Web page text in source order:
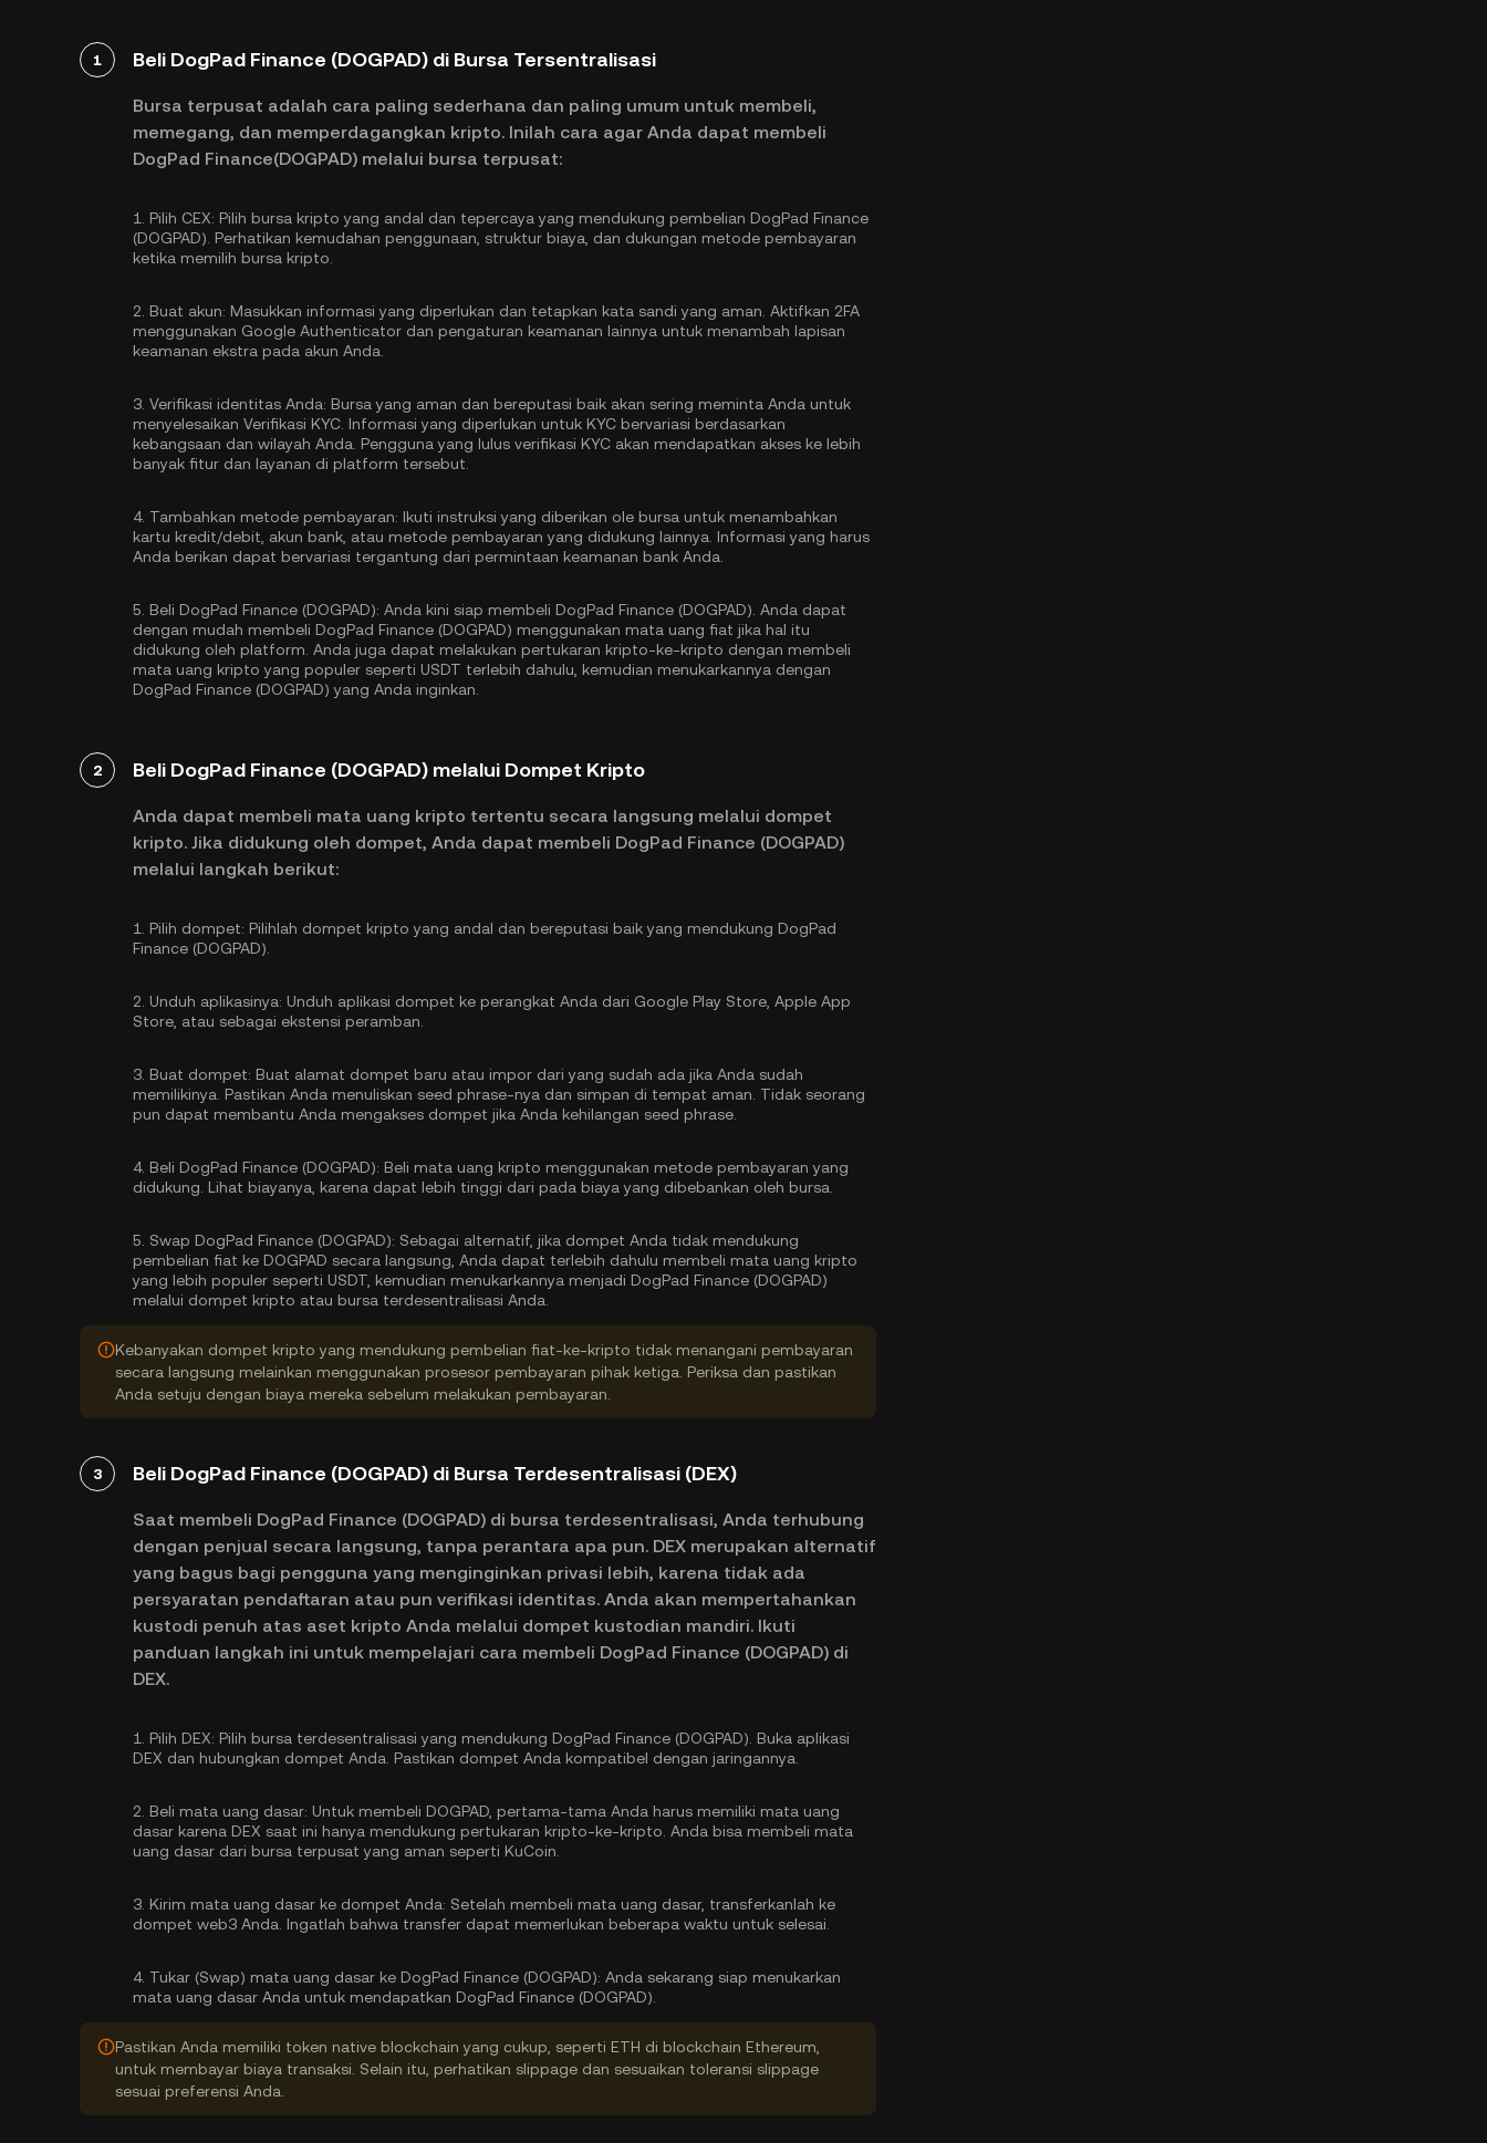
1 Beli DogPad Finance (DOGPAD) di Bursa Tersentralisasi
Bursa terpusat adalah cara paling sederhana dan paling umum untuk membeli,
memegang, dan memperdagangkan kripto. Inilah cara agar Anda dapat membeli
DogPad Finance(DOGPAD) melalui bursa terpusat:
1. Pilih CEX: Pilih bursa kripto yang andal dan tepercaya yang mendukung pembelian DogPad Finance
(DOGPAD). Perhatikan kemudahan penggunaan, struktur biaya, dan dukungan metode pembayaran
ketika memilih bursa kripto.
2. Buat akun: Masukkan informasi yang diperlukan dan tetapkan kata sandi yang aman. Aktifkan 2FA
menggunakan Google Authenticator dan pengaturan keamanan lainnya untuk menambah lapisan
keamanan ekstra pada akun Anda.
3. Verifikasi identitas Anda: Bursa yang aman dan bereputasi baik akan sering meminta Anda untuk
menyelesaikan Verifikasi KYC . Informasi yang diperlukan untuk KYC bervariasi berdasarkan
kebangsaan dan wilayah Anda. Pengguna yang lulus verifikasi KYC akan mendapatkan akses ke lebih
banyak fitur dan layanan di platform tersebut.
4. Tambahkan metode pembayaran: Ikuti instruksi yang diberikan ole bursa untuk menambahkan
kartu kredit/debit, akun bank, atau metode pembayaran yang didukung lainnya. Informasi yang harus
Anda berikan dapat bervariasi tergantung dari permintaan keamanan bank Anda.
5. Beli DogPad Finance (DOGPAD): Anda kini siap membeli DogPad Finance (DOGPAD). Anda dapat
dengan mudah membeli DogPad Finance (DOGPAD) menggunakan mata uang fiat jika hal itu
didukung oleh platform. Anda juga dapat melakukan pertukaran kripto-ke-kripto dengan membeli
mata uang kripto yang populer seperti USDT terlebih dahulu, kemudian menukarkannya dengan
DogPad Finance (DOGPAD) yang Anda inginkan.
2 Beli DogPad Finance (DOGPAD) melalui Dompet Kripto
Anda dapat membeli mata uang kripto tertentu secara langsung melalui dompet
kripto. Jika didukung oleh dompet, Anda dapat membeli DogPad Finance (DOGPAD)
melalui langkah berikut:
1. Pilih dompet: Pilihlah dompet kripto yang andal dan bereputasi baik yang mendukung DogPad
Finance (DOGPAD).
2. Unduh aplikasinya: Unduh aplikasi dompet ke perangkat Anda dari Google Play Store, Apple App
Store, atau sebagai ekstensi peramban.
3. Buat dompet: Buat alamat dompet baru atau impor dari yang sudah ada jika Anda sudah
memilikinya. Pastikan Anda menuliskan seed phrase-nya dan simpan di tempat aman. Tidak seorang
pun dapat membantu Anda mengakses dompet jika Anda kehilangan seed phrase.
4. Beli DogPad Finance (DOGPAD): Beli mata uang kripto menggunakan metode pembayaran yang
didukung. Lihat biayanya, karena dapat lebih tinggi dari pada biaya yang dibebankan oleh bursa.
5. Swap DogPad Finance (DOGPAD): Sebagai alternatif, jika dompet Anda tidak mendukung
pembelian fiat ke DOGPAD secara langsung, Anda dapat terlebih dahulu membeli mata uang kripto
yang lebih populer seperti USDT, kemudian menukarkannya menjadi DogPad Finance (DOGPAD)
melalui dompet kripto atau bursa terdesentralisasi Anda.
Kebanyakan dompet kripto yang mendukung pembelian fiat-ke-kripto tidak menangani pembayaran
secara langsung melainkan menggunakan prosesor pembayaran pihak ketiga. Periksa dan pastikan
Anda setuju dengan biaya mereka sebelum melakukan pembayaran.
3 Beli DogPad Finance (DOGPAD) di Bursa Terdesentralisasi (DEX)
Saat membeli DogPad Finance (DOGPAD) di bursa terdesentralisasi, Anda terhubung
dengan penjual secara langsung, tanpa perantara apa pun. DEX merupakan alternatif
yang bagus bagi pengguna yang menginginkan privasi lebih, karena tidak ada
persyaratan pendaftaran atau pun verifikasi identitas. Anda akan mempertahankan
kustodi penuh atas aset kripto Anda melalui dompet kustodian mandiri. Ikuti
panduan langkah ini untuk mempelajari cara membeli DogPad Finance (DOGPAD) di
DEX.
1. Pilih DEX: Pilih bursa terdesentralisasi yang mendukung DogPad Finance (DOGPAD). Buka aplikasi
DEX dan hubungkan dompet Anda. Pastikan dompet Anda kompatibel dengan jaringannya.
2. Beli mata uang dasar: Untuk membeli DOGPAD, pertama-tama Anda harus memiliki mata uang
dasar karena DEX saat ini hanya mendukung pertukaran kripto-ke-kripto. Anda bisa membeli mata
uang dasar dari bursa terpusat yang aman seperti KuCoin.
3. Kirim mata uang dasar ke dompet Anda: Setelah membeli mata uang dasar, transferkanlah ke
dompet web3 Anda. Ingatlah bahwa transfer dapat memerlukan beberapa waktu untuk selesai.
4. Tukar (Swap) mata uang dasar ke DogPad Finance (DOGPAD): Anda sekarang siap menukarkan
mata uang dasar Anda untuk mendapatkan DogPad Finance (DOGPAD).
Pastikan Anda memiliki token native blockchain yang cukup, seperti ETH di blockchain Ethereum,
untuk membayar biaya transaksi. Selain itu, perhatikan slippage dan sesuaikan toleransi slippage
sesuai preferensi Anda.